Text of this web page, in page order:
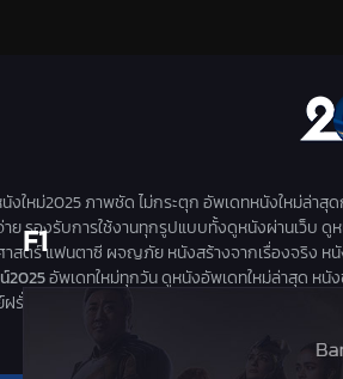
F1
ใหม่2025 ภาพชัด ไม่กระตุก อัพเดทหนังใหม่ล่าสุ
าย รองรับการใช้งานทุกรูปแบบทั้งดูหนังผ่านเว็บ
ตร์ แฟนตาซี ผจญภัย หนังสร้างจากเรื่องจริง หนั
2025อัพเดทใหม่ทุกวัน ดูหนังอัพเดทใหม่ล่าสุด หนั
ฝรั่ง มาใหม่ทุกวัน อัพเดทตอนใหม่ก่อนใคร ดูหนังฟ